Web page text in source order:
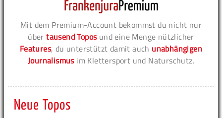
Mit dem Premium-Account bekommst du nicht nur
übertausend Toposund eine Menge nützlicher
Features, du unterstützt damit auch unabhängigen
Journalismusim Klettersport und Naturschutz.
Neue Topos